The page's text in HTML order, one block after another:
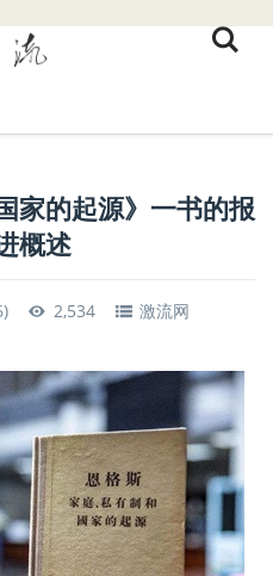
家的起源》一书的报
概述
2,534
激流网